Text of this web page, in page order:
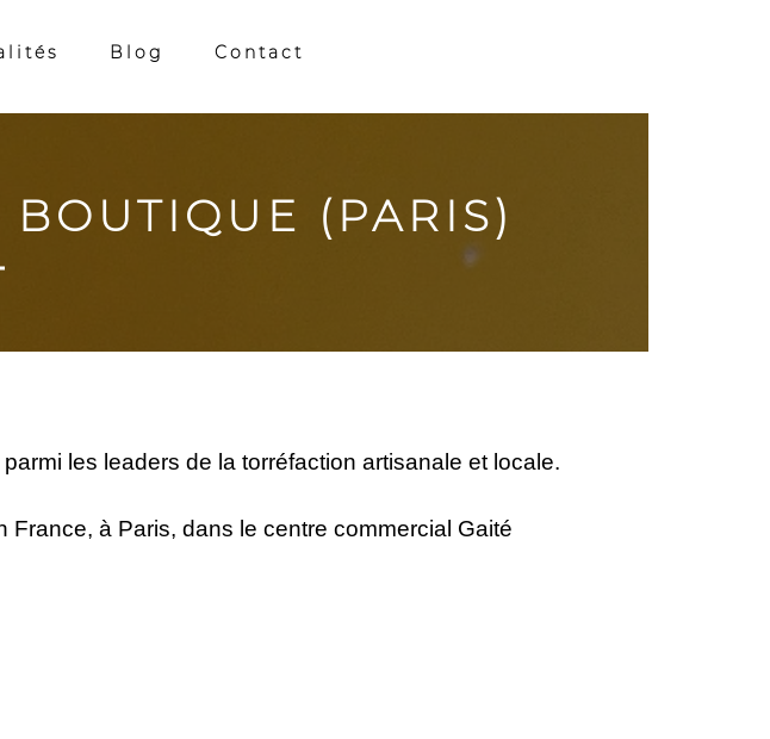
Blog Contact
(PARIS)
les leaders de la torréfaction artisanale et locale.
à Paris, dans le centre commercial Gaité